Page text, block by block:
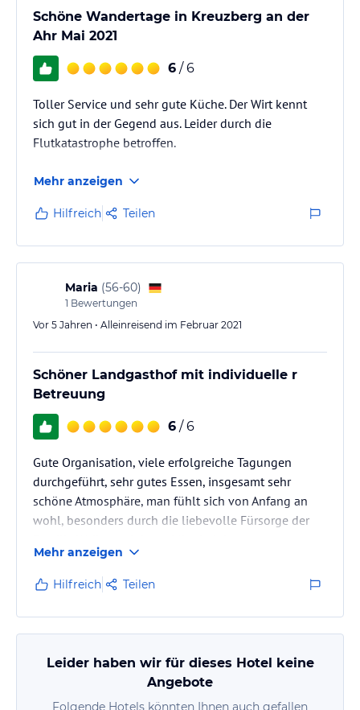
Schöne Wandertage in Kreuzberg an der
Ahr Mai 2021
6 / 6
Toller Service und sehr gute Küche. Der Wirt kennt
sich gut in der Gegend aus. Leider durch die
Flutkatastrophe betroffen.
Mehr anzeigen
Hilfreich Teilen
Maria (56-60)
1 Bewertungen
Vor 5 Jahren • Alleinreisend im Februar 2021
Schöner Landgasthof mit individuelle r
Betreuung
6 / 6
Gute Organisation, viele erfolgreiche Tagungen
durchgeführt, sehr gutes Essen, insgesamt sehr
schöne Atmosphäre, man fühlt sich von Anfang an
wohl, besonders durch die liebevolle Fürsorge der
Mehr anzeigen
Hilfreich Teilen
Leider haben wir für dieses Hotel keine
Angebote
Folgende Hotels könnten Ihnen auch gefallen